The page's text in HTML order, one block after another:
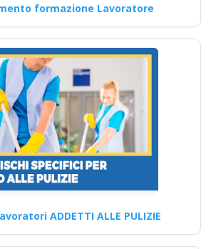
Cantieri Edili
formativo
dipendenti con
pericolosità
sul lavoro
sono i vincoli normativi
che i datori di
lavoro…
formazione Lavoratore
ADDETTI ALLE PULIZIE